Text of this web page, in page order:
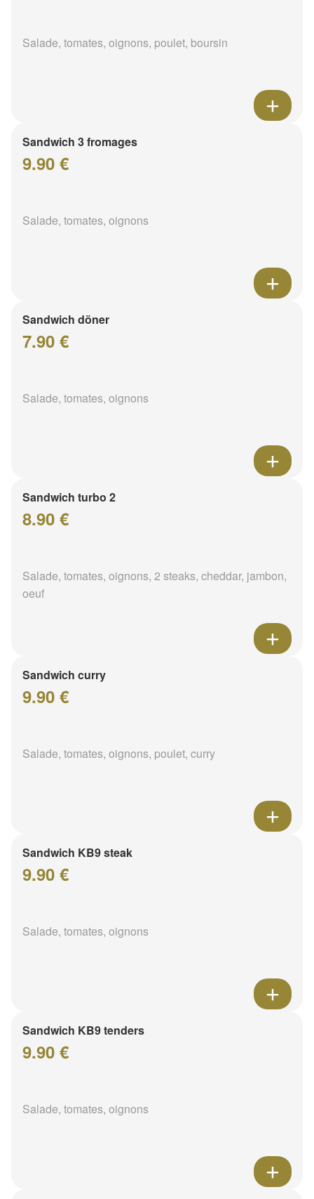
Salade, tomates, oignons, poulet, boursin
Sandwich 3 fromages
9.90 €
Salade, tomates, oignons
Sandwich döner
7.90 €
Salade, tomates, oignons
Sandwich turbo 2
8.90 €
Salade, tomates, oignons, 2 steaks, cheddar, jambon,
oeuf
Sandwich curry
9.90 €
Salade, tomates, oignons, poulet, curry
Sandwich KB9 steak
9.90 €
Salade, tomates, oignons
Sandwich KB9 tenders
9.90 €
Salade, tomates, oignons